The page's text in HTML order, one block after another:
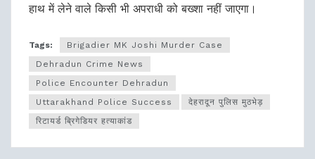
हाथ में लेने वाले किसी भी अपराधी को बख्शा नहीं जाएगा।
Tags:
Brigadier MK Joshi Murder Case
Dehradun Crime News
Police Encounter Dehradun
Uttarakhand Police Success
देहरादून पुलिस मुठभेड़
रिटायर्ड ब्रिगेडियर हत्याकांड